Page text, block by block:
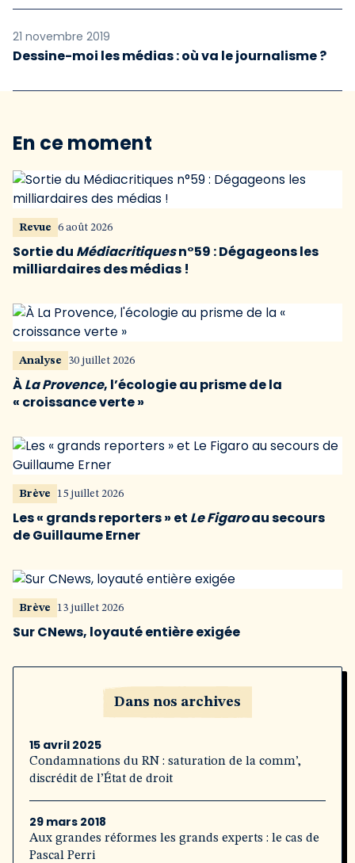
21 novembre 2019
Dessine-moi les médias : où va le journalisme ?
En ce moment
Revue 6 août 2026
Sortie du Médiacritiquesn°59 : Dégageons les
milliardaires des médias !
Analyse 30 juillet 2026
ÀLa Provence, l’écologie au prisme de la
« croissance verte »
Brève 15 juillet 2026
Les « grands reporters » et Le Figaroau secours
de Guillaume Erner
Brève 13 juillet 2026
Sur CNews, loyauté entière exigée
Dans nos archives
15 avril 2025
Condamnations du RN : saturation de la comm’,
discrédit de l’État de droit
29 mars 2018
Aux grandes réformes les grands experts : le cas de
Pascal Perri